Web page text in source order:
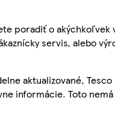
poradiť o akýchkoľvek
servis, alebo
aktualizované, Tesco
informácie. Toto nemá